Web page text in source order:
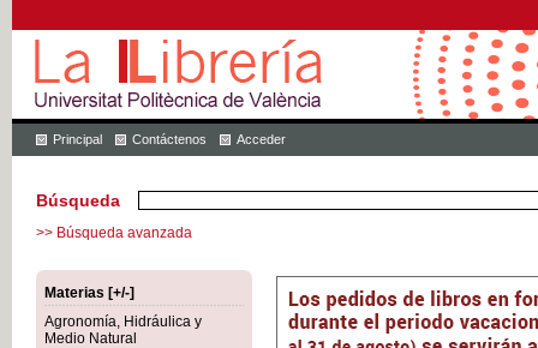
Principal Contáctenos Acceder
Búsqueda
>> Búsqueda avanzada
Materias [+/-]
Agronomía, Hidráulica y
Medio Natural